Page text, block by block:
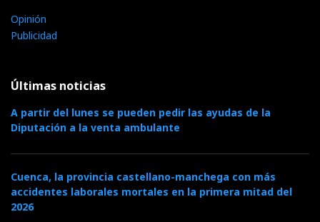
Opinión
Publicidad
Últimas noticias
A partir del lunes se pueden pedir las ayudas de la
Diputación a la venta ambulante
Cuenca, la provincia castellano-manchega con más
accidentes laborales mortales en la primera mitad del
2026